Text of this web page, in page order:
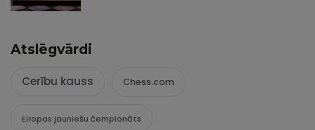
Atslēgvārdi
Cerību kauss Chess.com
Eiropas jauniešu čempionāts